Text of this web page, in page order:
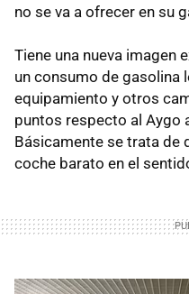
no se va a ofrecer en su
Tiene una nueva imagen
un consumo de gasolina
equipamiento y otros
puntos respecto al Aygo
Básicamente se trata de
coche barato en el